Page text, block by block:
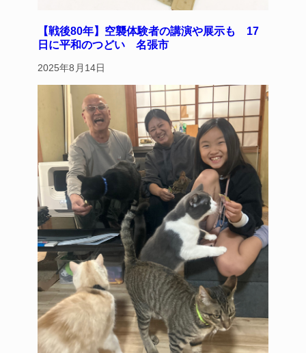
【戦後80年】空襲体験者の講演や展示も 17
日に平和のつどい 名張市
2025年8月14日